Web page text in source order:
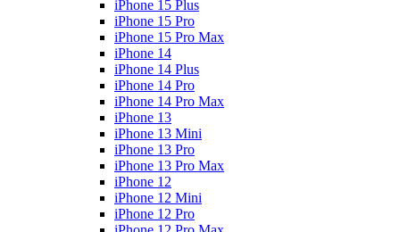
iPhone 15 Plus
iPhone 15 Pro
iPhone 15 Pro Max
iPhone 14
iPhone 14 Plus
iPhone 14 Pro
iPhone 14 Pro Max
iPhone 13
iPhone 13 Mini
iPhone 13 Pro
iPhone 13 Pro Max
iPhone 12
iPhone 12 Mini
iPhone 12 Pro